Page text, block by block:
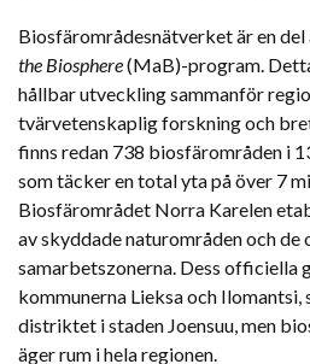
Biosfärområdesnätverket är en del
the Biosphere(MaB)-program.
hållbar utveckling sammanför
tvärvetenskaplig forskning och
finns redan 738 biosfärområden i
som täcker en total yta på över 7
Biosfärområdet Norra Karelen
av skyddade naturområden och de
samarbetszonerna. Dess officiella
kommunerna Lieksa och Ilomantsi,
distriktet i staden Joensuu, men
äger rum i hela regionen.